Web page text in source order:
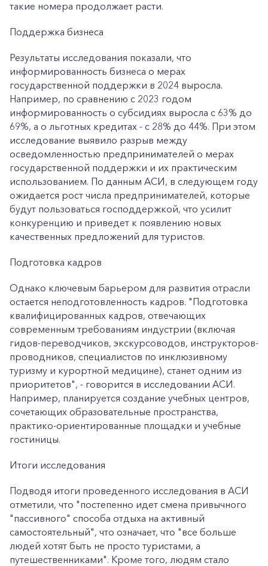
такие номера продолжает расти.
Поддержка бизнеса
Результаты исследования показали, что
информированность бизнеса о мерах
государственной поддержки в 2024 выросла.
Например, по сравнению с 2023 годом
информированность о субсидиях выросла с 63% до
69%, а о льготных кредитах - с 28% до 44%. При этом
исследование выявило разрыв между
осведомленностью предпринимателей о мерах
государственной поддержки и их практическим
использованием. По данным АСИ, в следующем году
ожидается рост числа предпринимателей, которые
будут пользоваться господдержкой, что усилит
конкуренцию и приведет к появлению новых
качественных предложений для туристов.
Подготовка кадров
Однако ключевым барьером для развития отрасли
остается неподготовленность кадров. "Подготовка
квалифицированных кадров, отвечающих
современным требованиям индустрии (включая
гидов-переводчиков, экскурсоводов, инструкторов-
проводников, специалистов по инклюзивному
туризму и курортной медицине), станет одним из
приоритетов", - говорится в исследовании АСИ.
Например, планируется создание учебных центров,
сочетающих образовательные пространства,
практико-ориентированные площадки и учебные
гостиницы.
Итоги исследования
Подводя итоги проведенного исследования в АСИ
отметили, что "постепенно идет смена привычного
"пассивного" способа отдыха на активный
самостоятельный", что означает, что "все больше
людей хотят быть не просто туристами, а
путешественниками". Кроме того, людям стало